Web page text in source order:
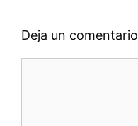
Deja un comentario